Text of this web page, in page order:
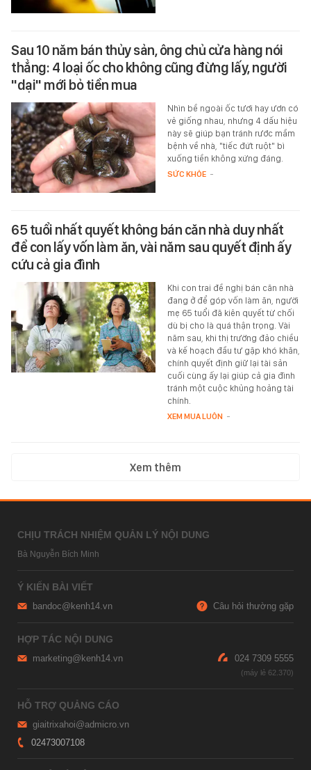
Sau 10 năm bán thủy sản, ông chủ cửa hàng nói
thẳng: 4 loại ốc cho không cũng đừng lấy, người
"dại" mới bỏ tiền mua
Nhìn bề ngoài ốc tươi hay ươn có
vẻ giống nhau, nhưng 4 dấu hiệu
này sẽ giúp bạn tránh rước mầm
bệnh về nhà, "tiếc đứt ruột" bì
xuống tiền không xứng đáng.
SỨC KHỎE -
65 tuổi nhất quyết không bán căn nhà duy nhất
để con lấy vốn làm ăn, vài năm sau quyết định ấy
cứu cả gia đình
Khi con trai đề nghị bán căn nhà
đang ở để góp vốn làm ăn, người
mẹ 65 tuổi đã kiên quyết từ chối
dù bị cho là quá thận trọng. Vài
năm sau, khi thị trường đảo chiều
và kế hoạch đầu tư gặp khó khăn,
chính quyết định giữ lại tài sản
cuối cùng ấy lại giúp cả gia đình
tránh một cuộc khủng hoảng tài
chính.
XEM MUA LUÔN -
Xem thêm
CHỊU TRÁCH NHIỆM QUẢN LÝ NỘI DUNG
Bà Nguyễn Bích Minh
Ý KIẾN BÀI VIẾT
bandoc@kenh14.vn Câu hỏi thường gặp
HỢP TÁC NỘI DUNG
marketing@kenh14.vn 024 7309 5555
HỖ TRỢ QUẢNG CÁO
giaitrixahoi@admicro.vn
02473007108